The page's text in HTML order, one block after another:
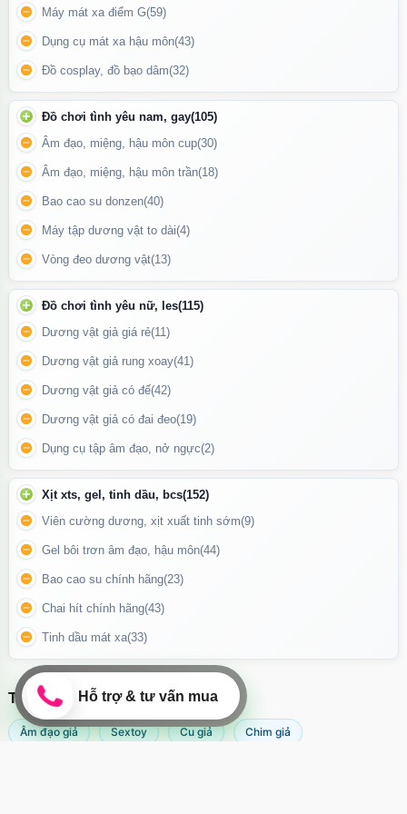
Gel bôi trơn hương chanh Silk Touch Lemon có dung tích 100ml
Thông tin sản phẩm
Tên sản phẩm:
Silk Touch Lemon
Dung tích:
100ml
Dạng:Gel bôi trơn gốc nước
Mùi hương:Chanh nhẹ, tươi mát
Máy mát xa điểm G(59)
Dụng cụ mát xa hậu môn(43)
Đồ cosplay, đồ bạo dâm(32)
Đồ chơi tình yêu nam, gay(105)
Âm đạo, miệng, hậu môn cup(30)
Âm đạo, miệng, hậu môn trần(18)
Bao cao su donzen(40)
Máy tập dương vật to dài(4)
Vòng đeo dương vật(13)
Đồ chơi tình yêu nữ, les(115)
Dương vật giả giá rẻ(11)
Dương vật giả rung xoay(41)
Dương vật giả có đế(42)
Dương vật giả có đai đeo(19)
Dụng cụ tập âm đạo, nở ngực(2)
Xịt xts, gel, tinh dầu, bcs(152)
Viên cường dương, xịt xuất tinh sớm(9)
Gel bôi trơn âm đạo, hậu môn(44)
Bao cao su chính hãng(23)
Chai hít chính hãng(43)
Tinh dầu mát xa(33)
TÌM KIẾM NHIỀU NHẤT
Âm đạo giả Sextoy Cu giả Chim giả